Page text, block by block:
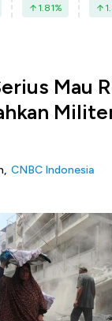
1.81%
Mau
CNBC Indonesia